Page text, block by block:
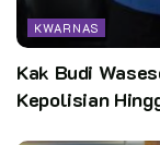
KWARNAS
Kak Budi
Kepolisian